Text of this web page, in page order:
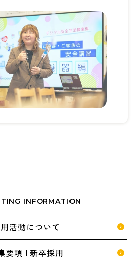
INFORMATION
活動について
要項 | 新卒採用